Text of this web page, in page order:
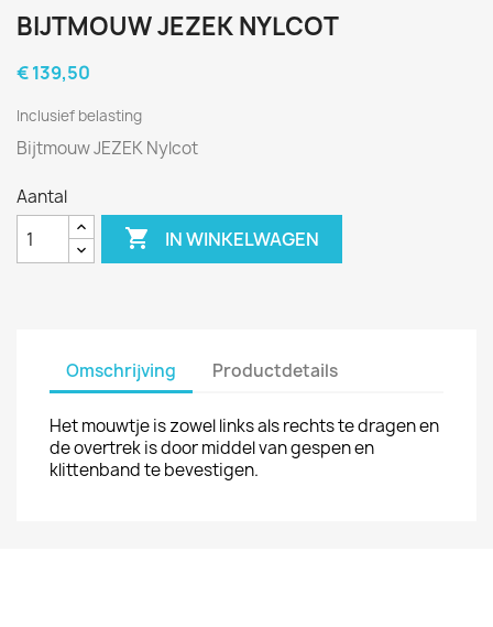
BIJTMOUW JEZEK NYLCOT
€ 139,50
Inclusief belasting
Bijtmouw JEZEK Nylcot
Aantal
 IN WINKELWAGEN
Omschrijving Productdetails
Het mouwtje is zowel links als rechts te dragen en
de overtrek is door middel van gespen en
klittenband te bevestigen.